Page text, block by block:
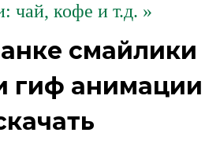
чай, кофе и т.д. »
смайлики
гиф анимации